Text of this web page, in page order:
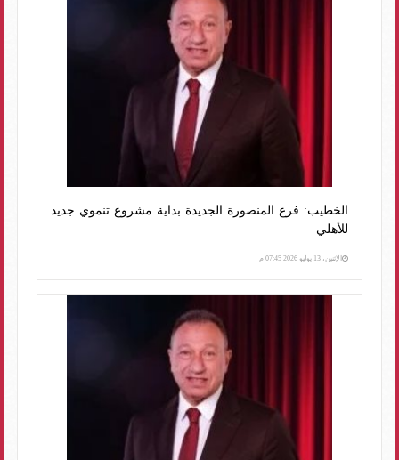
الخطيب: فرع المنصورة الجديدة بداية مشروع تنموي جديد
للأهلي
الإثنين، 13 يوليو 2026 07:45 م